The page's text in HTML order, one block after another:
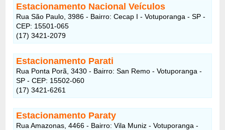
Estacionamento Nacional Veículos
Rua São Paulo, 3986 - Bairro: Cecap I - Votuporanga - SP -
CEP: 15501-065
(17) 3421-2079
Estacionamento Parati
Rua Ponta Porã, 3430 - Bairro: San Remo - Votuporanga -
SP - CEP: 15502-060
(17) 3421-6261
Estacionamento Paraty
Rua Amazonas, 4466 - Bairro: Vila Muniz - Votuporanga -